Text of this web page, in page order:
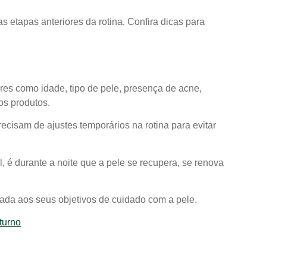
etapas anteriores da rotina. Confira dicas para
como idade, tipo de pele, presença de acne,
produtos.
de ajustes temporários na rotina para evitar
é durante a noite que a pele se recupera, se renova
aos seus objetivos de cuidado com a pele.